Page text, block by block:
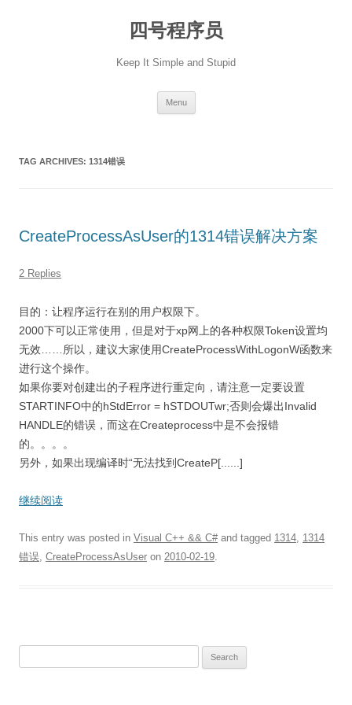
四号程序员
Keep It Simple and Stupid
Menu
TAG ARCHIVES: 1314错误
CreateProcessAsUser的1314错误解决方案
2 Replies
目的：让程序运行在别的用户权限下。
2000下可以正常使用，但是对于xp网上的各种权限Token设置均
无效……所以，建议大家使用CreateProcessWithLogonW函数来
进行这个操作。
如果你要对创建出的子程序进行重定向，请注意一定要设置
STARTINFO中的hStdError = hSTDOUTwr;否则会爆出Invalid
HANDLE的错误，而这在Createprocess中是不会报错
的。。。。
另外，如果出现编译时“无法找到CreateP[......]
继续阅读
This entry was posted in Visual C++ && C#and tagged 1314, 1314
错误, CreateProcessAsUser on 2010-02-19.